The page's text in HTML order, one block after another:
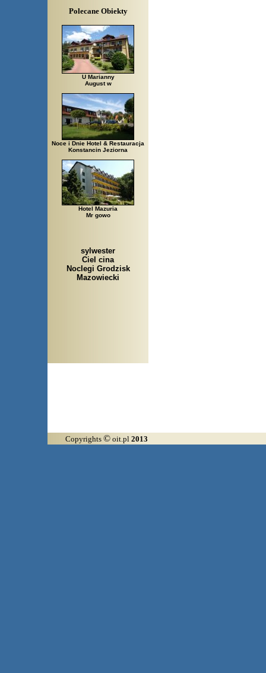
Polecane Obiekty
U Marianny
August w
Noce i Dnie Hotel & Restauracja
Konstancin Jeziorna
Hotel Mazuria
Mr gowo
sylwester
Ciel cina
Noclegi Grodzisk
Mazowiecki
Copyrights © oit.pl 2013